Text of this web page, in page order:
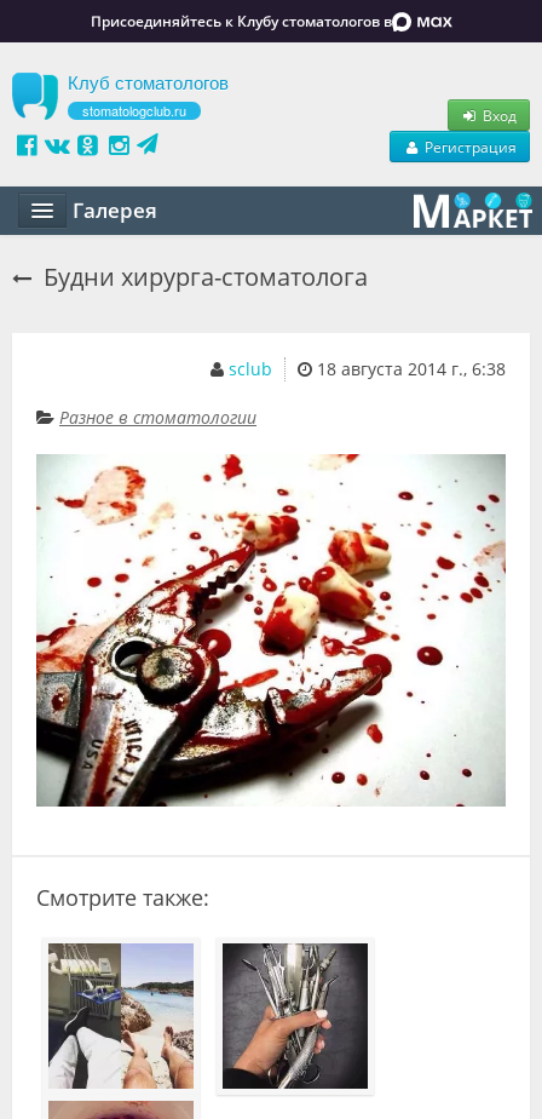
Присоединяйтесь к Клубу стоматологов в
Клуб стоматологов
stomatologclub.ru
Вход
Регистрация
Галерея
Вакансии
Резюме
Объявления
Форум
Клиники
Специалисты
Галерея
Будни хирурга-стоматолога
18 августа 2014 г., 6:38
sclub
Разное в стоматологии
Смотрите также: